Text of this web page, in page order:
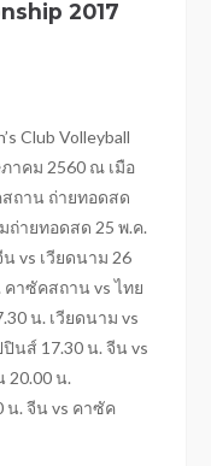
2017
Club Volleyball
าคม 2560 ณ เมือ
ถาน ถ่ายทอดสด
ถ่ายทอดสด 25 พ.ค.
vs เวียดนาม 26
คาซัคสถาน vs ไทย
น. เวียดนาม vs
นส์ 17.30 น. จีน vs
20.00 น.
น. จีน vs คาซัค